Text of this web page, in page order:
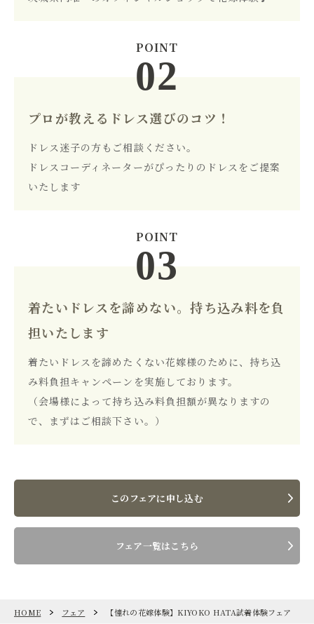
プロが教えるドレス選びのコツ！
ドレス迷子の方もご相談ください。
ドレスコーディネーターがぴったりのドレスをご提案
いたします
着たいドレスを諦めない。持ち込み料を負
担いたします
着たいドレスを諦めたくない花嫁様のために、持ち込
み料負担キャンペーンを実施しております。
（会場様によって持ち込み料負担額が異なりますの
で、まずはご相談下さい。）
このフェアに申し込む
フェア一覧はこちら
HOME フェア 【憧れの花嫁体験】KIYOKO HATA試着体験フェア